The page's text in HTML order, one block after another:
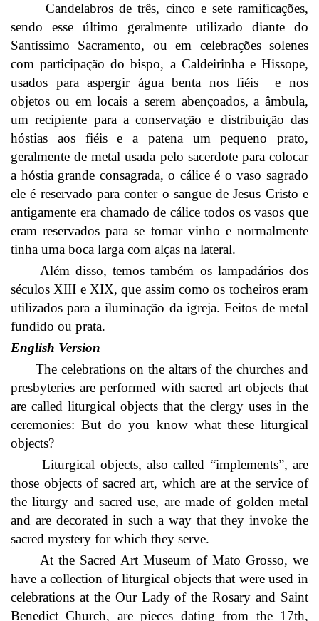
Candelabros de três, cinco e sete ramificações,
sendo esse último geralmente utilizado diante do
Santíssimo Sacramento, ou em celebrações solenes
com participação do bispo, a Caldeirinha e Hissope,
usados para aspergir água benta nos fiéis e nos
objetos ou em locais a serem abençoados, a âmbula,
um recipiente para a conservação e distribuição das
hóstias aos fiéis e a patena um pequeno prato,
geralmente de metal usada pelo sacerdote para colocar
a hóstia grande consagrada, o cálice é o vaso sagrado
ele é reservado para conter o sangue de Jesus Cristo e
antigamente era chamado de cálice todos os vasos que
eram reservados para se tomar vinho e normalmente
tinha uma boca larga com alças na lateral.
Além disso, temos também os lampadários dos
séculos XIII e XIX, que assim como os tocheiros eram
utilizados para a iluminação da igreja. Feitos de metal
fundido ou prata.
English Version
The celebrations on the altars of the churches and
presbyteries are performed with sacred art objects that
are called liturgical objects that the clergy uses in the
ceremonies: But do you know what these liturgical
objects?
Liturgical objects, also called “implements”, are
those objects of sacred art, which are at the service of
the liturgy and sacred use, are made of golden metal
and are decorated in such a way that they invoke the
sacred mystery for which they serve.
At the Sacred Art Museum of Mato Grosso, we
have a collection of liturgical objects that were used in
celebrations at the Our Lady of the Rosary and Saint
Benedict Church, are pieces dating from the 17th,